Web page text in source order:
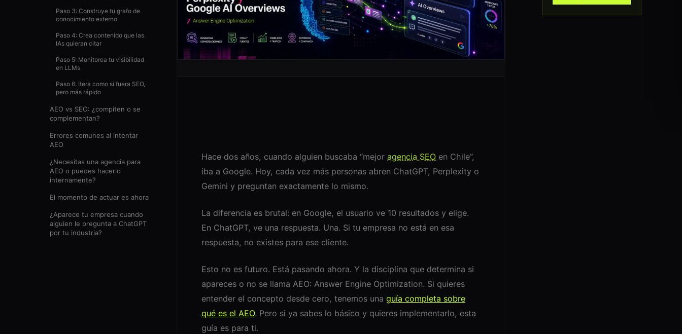
Paso 3: Construye tu grafo de
conocimiento externo
Paso 4: Crea contenido que las
IAs quieran citar
Paso 5: Monitorea tu visibilidad
en LLMs
Paso 6: Itera como si fuera SEO,
pero más rápido
AEO vs SEO: ¿compiten o se
complementan?
Errores comunes al intentar
AEO
¿Necesitas una agencia para
AEO o puedes hacerlo
internamente?
El momento de actuar es ahora
¿Aparece tu empresa cuando
alguien le pregunta a ChatGPT
por tu industria?
Hace dos años, cuando alguien buscaba “mejor agencia SEO en Chile”,
iba a Google. Hoy, cada vez más personas abren ChatGPT, Perplexity o
Gemini y preguntan exactamente lo mismo.
La diferencia es brutal: en Google, el usuario ve 10 resultados y elige.
En ChatGPT, ve una respuesta. Una. Si tu empresa no está en esa
respuesta, no existes para ese cliente.
Esto no es futuro. Está pasando ahora. Y la disciplina que determina si
apareces o no se llama AEO: Answer Engine Optimization. Si quieres
entender el concepto desde cero, tenemos una guía completa sobre
qué es el AEO. Pero si ya sabes lo básico y quieres implementarlo, esta
guía es para ti.